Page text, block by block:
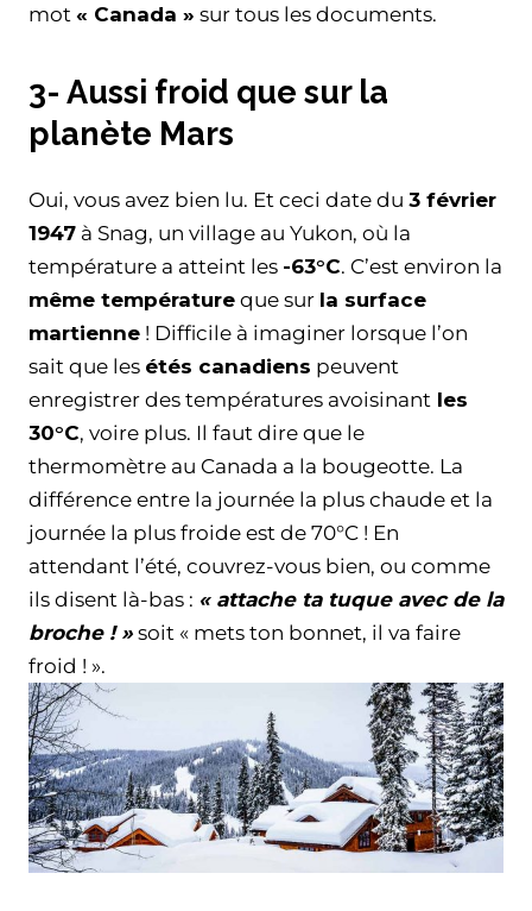
mot « Canada » sur tous les documents.
3- Aussi froid que sur la
planète Mars
Oui, vous avez bien lu. Et ceci date du 3 février
1947 à Snag, un village au Yukon, où la
température a atteint les -63°C. C’est environ la
même température que sur la surface
martienne ! Difficile à imaginer lorsque l’on
sait que les étés canadiens peuvent
enregistrer des températures avoisinant les
30°C, voire plus. Il faut dire que le
thermomètre au Canada a la bougeotte. La
différence entre la journée la plus chaude et la
journée la plus froide est de 70°C ! En
attendant l’été, couvrez-vous bien, ou comme
ils disent là-bas : « attache ta tuque avec de la
broche ! » soit « mets ton bonnet, il va faire
froid ! ».